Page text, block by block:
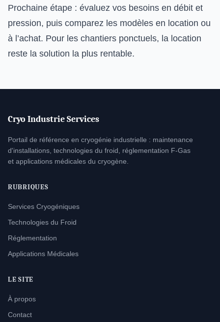
Prochaine étape : évaluez vos besoins en débit et
pression, puis comparez les modèles en location ou
à l’achat. Pour les chantiers ponctuels, la location
reste la solution la plus rentable.
Cryo Industrie Services
Portail de référence en cryogénie industrielle : maintenance
d'installations, technologies du froid, réglementation F-Gas
et applications médicales du cryogène.
RUBRIQUES
Services Cryogéniques
Technologies du Froid
Réglementation
Applications Médicales
LE SITE
À propos
Contact